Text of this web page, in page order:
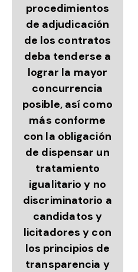
procedimientos
de adjudicación
de los contratos
deba tenderse a
lograr la mayor
concurrencia
posible, así como
más conforme
con la obligación
de dispensar un
tratamiento
igualitario y no
discriminatorio a
candidatos y
licitadores y con
los principios de
transparencia y